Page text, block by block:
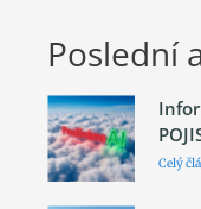
Poslední
Celý